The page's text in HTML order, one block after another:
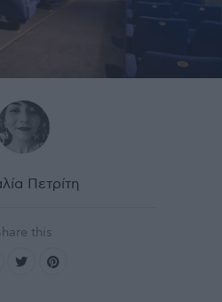
Πετρίτη
this